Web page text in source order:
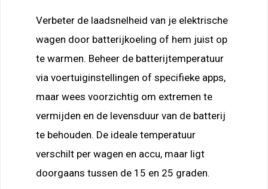
Verbeter de laadsnelheid van je elektrische
wagen door batterijkoeling of hem juist op
te warmen. Beheer de batterijtemperatuur
via voertuiginstellingen of specifieke apps,
maar wees voorzichtig om extremen te
vermijden en de levensduur van de batterij
te behouden. De ideale temperatuur
verschilt per wagen en accu, maar ligt
doorgaans tussen de 15 en 25 graden.